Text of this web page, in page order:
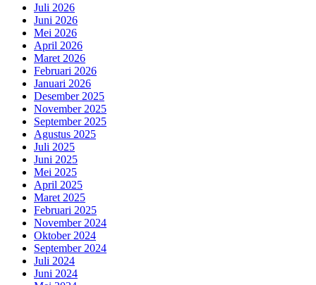
Juli 2026
Juni 2026
Mei 2026
April 2026
Maret 2026
Februari 2026
Januari 2026
Desember 2025
November 2025
September 2025
Agustus 2025
Juli 2025
Juni 2025
Mei 2025
April 2025
Maret 2025
Februari 2025
November 2024
Oktober 2024
September 2024
Juli 2024
Juni 2024